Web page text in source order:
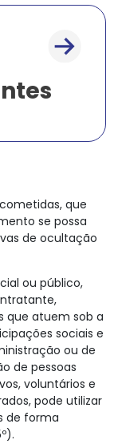
que
se possa
de ocultação
ou público,
que atuem sob a
sociais e
ou de
de pessoas
voluntários e
pode utilizar
de forma